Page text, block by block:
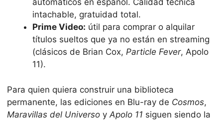
automáticos en español. Calidad técnica
intachable, gratuidad total.
Prime Video: útil para comprar o alquilar
títulos sueltos que ya no están en streaming
(clásicos de Brian Cox, Particle Fever, Apolo
11).
Para quien quiera construir una biblioteca
permanente, las ediciones en Blu-ray de Cosmos,
Maravillas del Universo y Apolo 11 siguen siendo la